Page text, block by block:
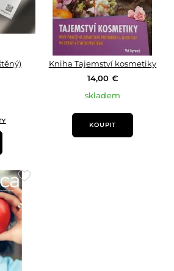
Kniha Tajemství kosmetiky
14,00 €
skladem
KOUPIT
Přidat
do
oblíbených